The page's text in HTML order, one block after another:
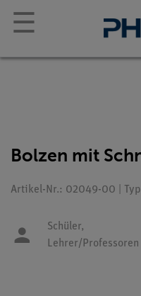
☰
Bolzen mit
Artikel-Nr.: 02049-00 |
Schüler,
Lehrer/Professoren